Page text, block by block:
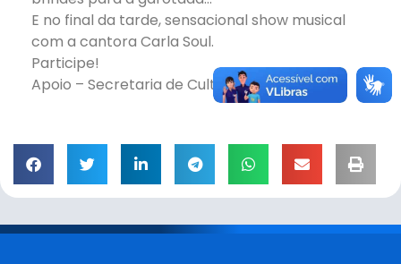
E no final da tarde, sensacional show musical
com a cantora Carla Soul.
Participe!
Apoio – Secretaria de Cultura de Cordeiro